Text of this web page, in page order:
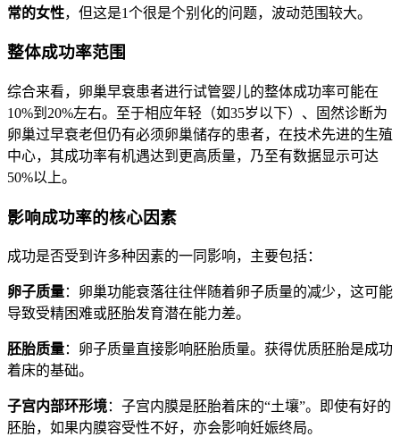
常的女性，但这是1个很是个别化的问题，波动范围较大。
整体成功率范围
综合来看，卵巢早衰患者进行试管婴儿的整体成功率可能在
10%到20%左右。至于相应年轻（如35岁以下）、固然诊断为
卵巢过早衰老但仍有必须卵巢储存的患者，在技术先进的生殖
中心，其成功率有机遇达到更高质量，乃至有数据显示可达
50%以上。
影响成功率的核心因素
成功是否受到许多种因素的一同影响，主要包括：
卵子质量：卵巢功能衰落往往伴随着卵子质量的减少，这可能
导致受精困难或胚胎发育潜在能力差。
胚胎质量：卵子质量直接影响胚胎质量。获得优质胚胎是成功
着床的基础。
子宫内部环形境：子宫内膜是胚胎着床的“土壤”。即使有好的
胚胎，如果内膜容受性不好，亦会影响妊娠终局。